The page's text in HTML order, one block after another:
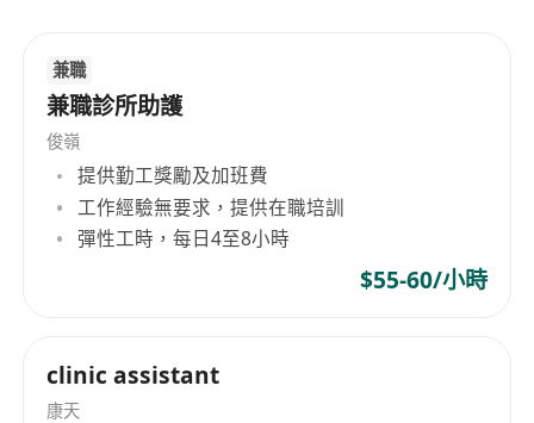
兼職
兼職診所助護
俊嶺
提供勤工獎勵及加班費
工作經驗無要求，提供在職培訓
彈性工時，每日4至8小時
$55-60/小時
clinic assistant
康天